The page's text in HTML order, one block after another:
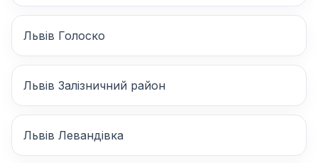
Львів Голоско
Львів Залізничний район
Львів Левандівка